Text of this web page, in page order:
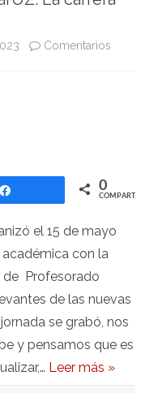
Comentarios
0
COMPARTIR
el 15 de mayo
con la
de Profesorado
de las nuevas
se grabó, nos
y pensamos que es
Leer más »